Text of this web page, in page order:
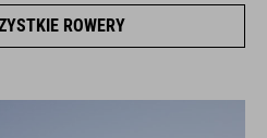
ROWERY